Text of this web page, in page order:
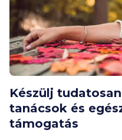
Készülj
tanácsok és
támogatás